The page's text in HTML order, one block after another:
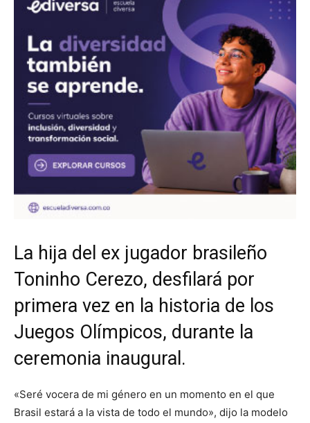
La hija del ex jugador brasileño
Toninho Cerezo, desfilará por
primera vez en la historia de los
Juegos Olímpicos, durante la
ceremonia inaugural.
«Seré vocera de mi género en un momento en el que
Brasil estará a la vista de todo el mundo», dijo la modelo